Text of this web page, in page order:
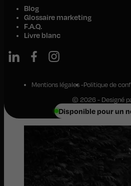
Blog
Glossaire marketing
F.A.Q.
Livre blanc
Disponible pour un
Mentions légales Politique de
© 2026 - Designé